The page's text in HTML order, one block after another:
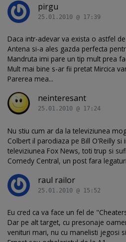
pirgu
25.01.2010 @ 17:39
Daca intr-adevar va exista o astfel
Antena si-a ales gazda perfecta
Mandruta imi pare un tip mult prea
Mult mai bine s-ar fii pretat Mircica
Parerea mea...
neinteresant
25.01.2010 @ 17:24
Nu stiu cum ar da la televiziunea
Colbert il parodiaza pe Bill O'Reilly si
televiziunea Fox News, toti trup si
Comedy Central, un post fara
raul railor
25.01.2010 @ 15:52
Eu cred ca va face un fel de
Dar pe alt target, cu presonaje
venituri mari, nu cu manelisti jegosi